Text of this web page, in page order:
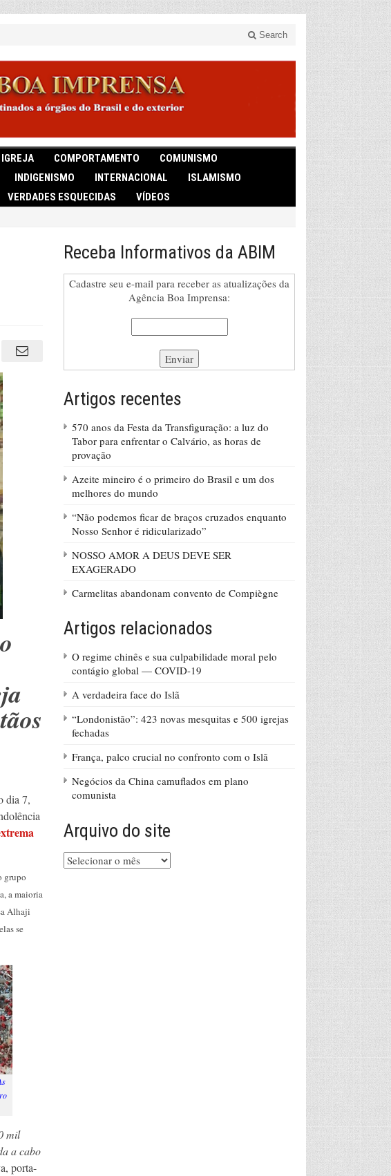
Search
COMPORTAMENTO
COMUNISMO
INDIGENISMO INTERNACIONAL
ISLAMISMO
VERDADES ESQUECIDAS VÍDEOS
dia 7,
grupo
a maioria
Alhaji
se
mil
a cabo
porta-
Receba Informativos da ABIM
Cadastre seu e-mail para receber as atualizações da
Agência Boa Imprensa:
Artigos recentes
570 anos da Festa da Transfiguração: a luz do
Tabor para enfrentar o Calvário, as horas de
provação
Azeite mineiro é o primeiro do Brasil e um dos
melhores do mundo
“Não podemos ficar de braços cruzados enquanto
Nosso Senhor é ridicularizado”
NOSSO AMOR A DEUS DEVE SER
EXAGERADO
Carmelitas abandonam convento de Compiègne
Artigos relacionados
O regime chinês e sua culpabilidade moral pelo
contágio global — COVID-19
A verdadeira face do Islã
“Londonistão”: 423 novas mesquitas e 500 igrejas
fechadas
França, palco crucial no confronto com o Islã
Negócios da China camuflados em plano
comunista
Arquivo do site
Arquivo
do